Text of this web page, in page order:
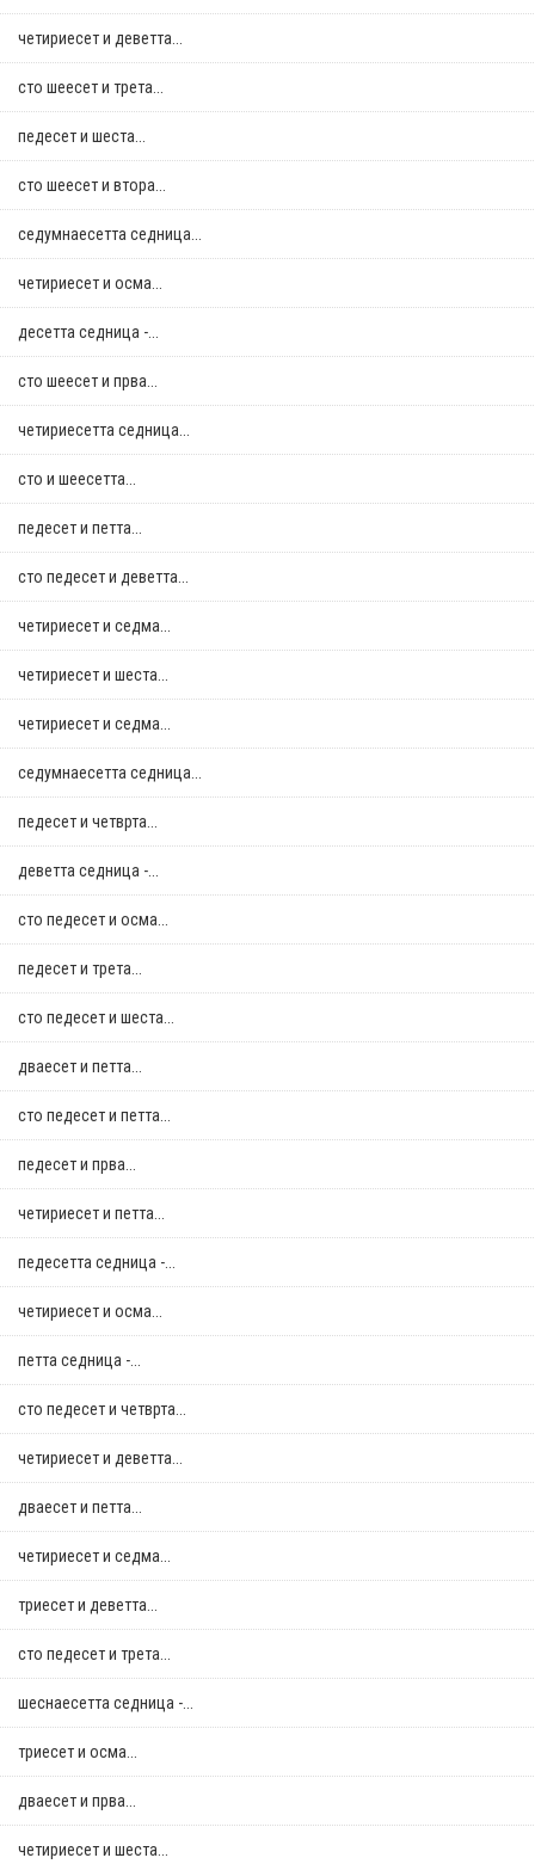
четириесет и деветта...
сто шеесет и трета...
педесет и шеста...
сто шеесет и втора...
седумнаесетта седница...
четириесет и осма...
десетта седница -...
сто шеесет и прва...
четириесетта седница...
сто и шеесетта...
педесет и петта...
сто педесет и деветта...
четириесет и седма...
четириесет и шеста...
четириесет и седма...
седумнаесетта седница...
педесет и четврта...
деветта седница -...
сто педесет и осма...
педесет и трета...
сто педесет и шеста...
дваесет и петта...
сто педесет и петта...
педесет и прва...
четириесет и петта...
педесетта седница -...
четириесет и осма...
петта седница -...
сто педесет и четврта...
четириесет и деветта...
дваесет и петта...
четириесет и седма...
триесет и деветта...
сто педесет и трета...
шеснаесетта седница -...
триесет и осма...
дваесет и прва...
четириесет и шеста...